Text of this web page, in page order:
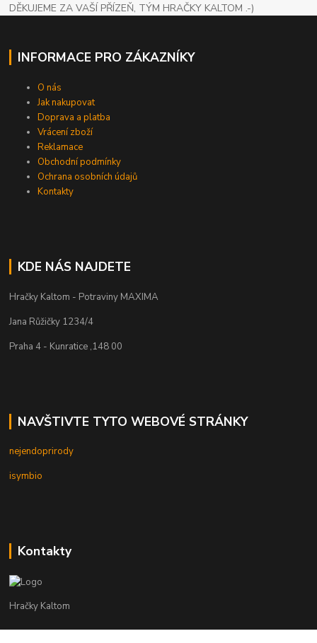
DĚKUJEME ZA VAŠÍ PŘÍZEŇ, TÝM HRAČKY KALTOM .-)
INFORMACE PRO ZÁKAZNÍKY
O nás
Jak nakupovat
Doprava a platba
Vrácení zboží
Reklamace
Obchodní podmínky
Ochrana osobních údajů
Kontakty
KDE NÁS NAJDETE
Hračky Kaltom - Potraviny MAXIMA
Jana Růžičky 1234/4
Praha 4 - Kunratice ,148 00
NAVŠTIVTE TYTO WEBOVÉ STRÁNKY
nejendoprirody
isymbio
Kontakty
Hračky Kaltom